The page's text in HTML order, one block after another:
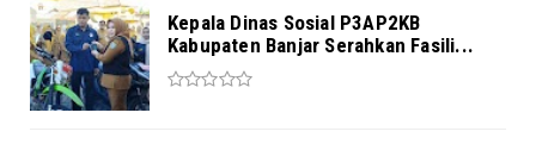
Kepala Dinas Sosial P3AP2KB
Kabupaten Banjar Serahkan Fasili...